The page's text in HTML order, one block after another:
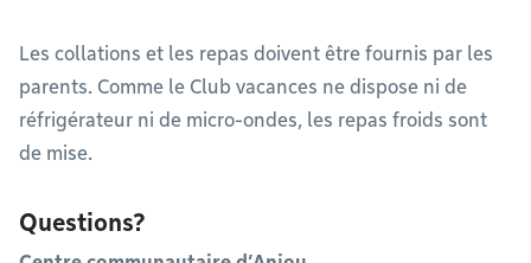
Les collations et les repas doivent être fournis par les
parents. Comme le Club vacances ne dispose ni de
réfrigérateur ni de micro-ondes, les repas froids sont
de mise.
Questions?